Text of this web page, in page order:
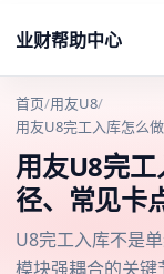
业财帮助中心
首页/用友U8/
用友U8完工入库怎么
用友U8完
径、常见卡
U8完工入库不是
模块强耦合的关键